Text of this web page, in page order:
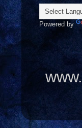
Powered by